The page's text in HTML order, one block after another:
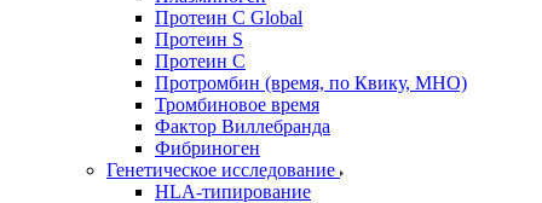
Протеин C Global
Протеин S
Протеин С
Протромбин (время, по Квику, МНО)
Тромбиновое время
Фактор Виллебранда
Фибриноген
Генетическое исследование
HLA-типирование